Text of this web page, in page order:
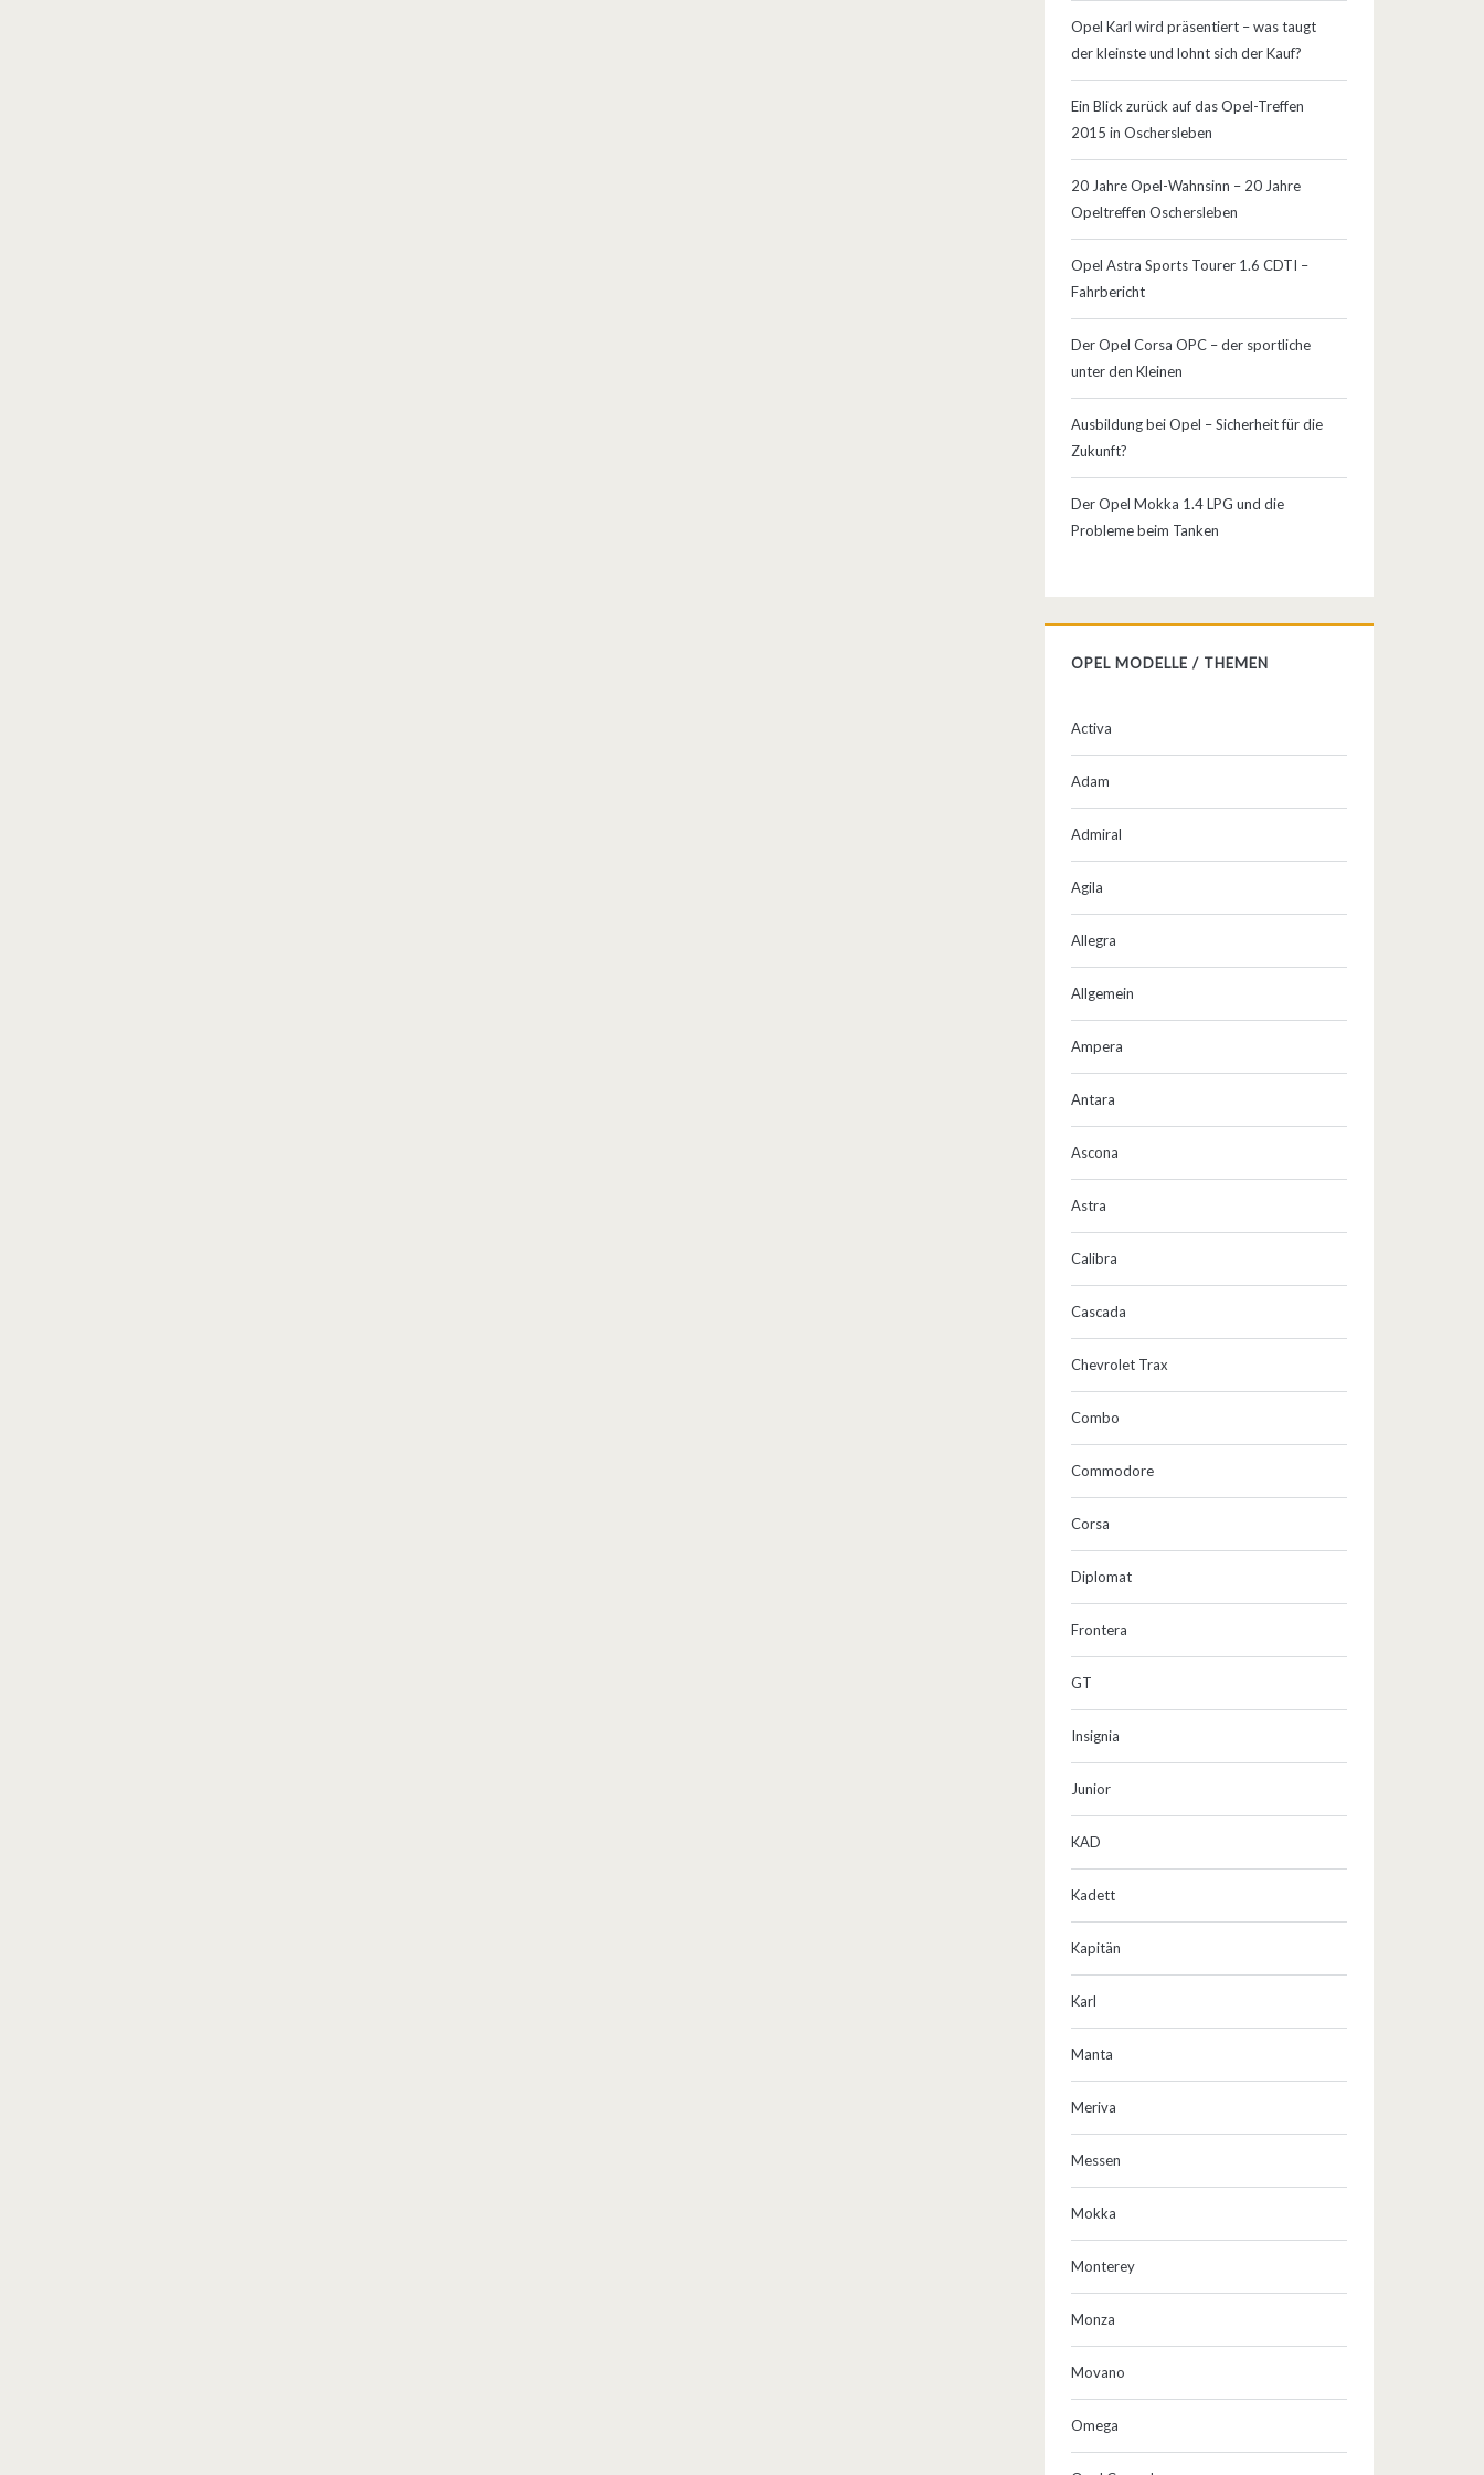
Opel Karl wird präsentiert – was taugt
der kleinste und lohnt sich der Kauf?
Ein Blick zurück auf das Opel-Treffen
2015 in Oschersleben
20 Jahre Opel-Wahnsinn – 20 Jahre
Opeltreffen Oschersleben
Opel Astra Sports Tourer 1.6 CDTI –
Fahrbericht
Der Opel Corsa OPC – der sportliche
unter den Kleinen
Ausbildung bei Opel – Sicherheit für die
Zukunft?
Der Opel Mokka 1.4 LPG und die
Probleme beim Tanken
OPEL MODELLE / THEMEN
Activa
Adam
Admiral
Agila
Allegra
Allgemein
Ampera
Antara
Ascona
Astra
Calibra
Cascada
Chevrolet Trax
Combo
Commodore
Corsa
Diplomat
Frontera
GT
Insignia
Junior
KAD
Kadett
Kapitän
Karl
Manta
Meriva
Messen
Mokka
Monterey
Monza
Movano
Omega